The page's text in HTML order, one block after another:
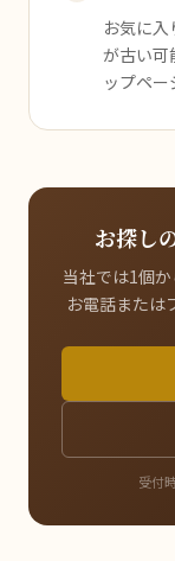
お気に
が古い可
ップペー
お探し
当社では1個か
お電話または
受付